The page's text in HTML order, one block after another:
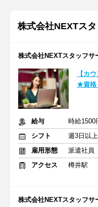
株式会社NEXTス
株式会社NEXTスタッフサ
【カ
★資格
給与
時給1500
シフト
雇用形態
派遣社員
アクセス
樽井駅
株式会社NEXTスタッフサ